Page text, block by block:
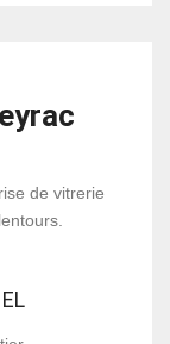
de vitrerie